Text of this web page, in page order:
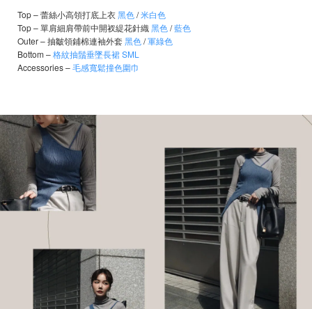
Top –蕾絲小高領打底上衣黑色/米白色
Top –單肩細肩帶前中開衩緹花針織 黑色/藍色
Outer –抽皺領鋪棉連袖外套 黑色/軍綠色
Bottom –格紋抽鬚垂墜長裙 SML
Accessories –毛感寬鬆撞色圍巾